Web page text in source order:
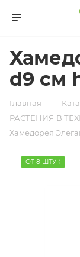
d9 см
Главная —
РАСТЕНИЯ В
Хамедорея
ОТ 8 ШТУК